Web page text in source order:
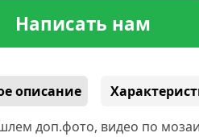
Написать нам
описание
доп.фото, видео по